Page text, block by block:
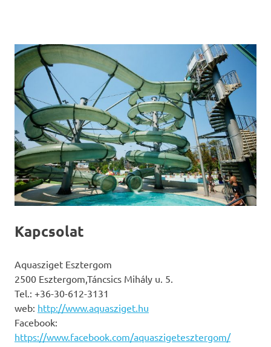
Kapcsolat
Aquasziget Esztergom
2500 Esztergom,Táncsics Mihály u. 5.
Tel.: +36-30-612-3131
web: http://www.aquasziget.hu
Facebook:
https://www.facebook.com/aquaszigetesztergom/